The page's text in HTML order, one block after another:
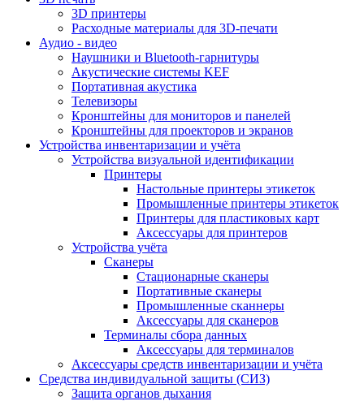
3D принтеры
Расходные материалы для 3D-печати
Аудио - видео
Наушники и Bluetooth-гарнитуры
Акустические системы KEF
Портативная акустика
Телевизоры
Кронштейны для мониторов и панелей
Кронштейны для проекторов и экранов
Устройства инвентаризации и учёта
Устройства визуальной идентификации
Принтеры
Настольные принтеры этикеток
Промышленные принтеры этикеток
Принтеры для пластиковых карт
Аксессуары для принтеров
Устройства учёта
Сканеры
Стационарные сканеры
Портативные сканеры
Промышленные сканнеры
Аксессуары для сканеров
Терминалы сбора данных
Аксессуары для терминалов
Аксессуары средств инвентаризации и учёта
Средства индивидуальной защиты (СИЗ)
Защита органов дыхания